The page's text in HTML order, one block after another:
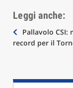
Leggi anche:
articoli
Pallavolo CSI:
record per il